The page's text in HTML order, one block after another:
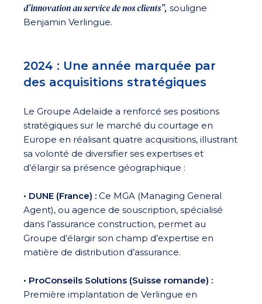
d’innovation au service de nos clients”, souligne
Benjamin Verlingue.
2024 : Une année marquée par
des acquisitions stratégiques
Le Groupe Adelaïde a renforcé ses positions
stratégiques sur le marché du courtage en
Europe en réalisant quatre acquisitions, illustrant
sa volonté de diversifier ses expertises et
d’élargir sa présence géographique :
• DUNE (France) : Ce MGA (Managing General
Agent), ou agence de souscription, spécialisé
dans l’assurance construction, permet au
Groupe d’élargir son champ d’expertise en
matière de distribution d’assurance.
• ProConseils Solutions (Suisse romande) :
Première implantation de Verlingue en